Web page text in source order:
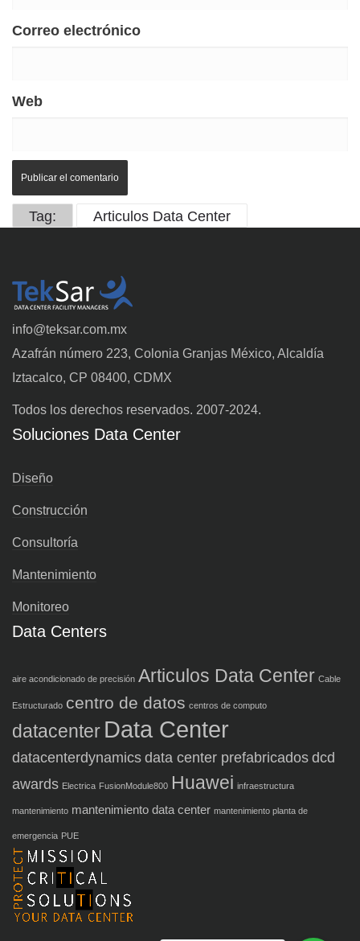
Correo electrónico
Web
Tag: Articulos Data Center
info@teksar.com.mx
Azafrán número 223, Colonia Granjas México, Alcaldía
Iztacalco, CP 08400, CDMX
Todos los derechos reservados. 2007-2024.
Soluciones Data Center
Diseño
Construcción
Consultoría
Mantenimiento
Monitoreo
Data Centers
aire acondicionado de precisión Articulos Data Center Cable
Estructurado centro de datos centros de computo
datacenter Data Center
datacenterdynamicsdata center prefabricadosdcd
awards Electrica FusionModule800 Huawei infraestructura
mantenimiento mantenimiento data center mantenimiento planta de
emergencia PUE